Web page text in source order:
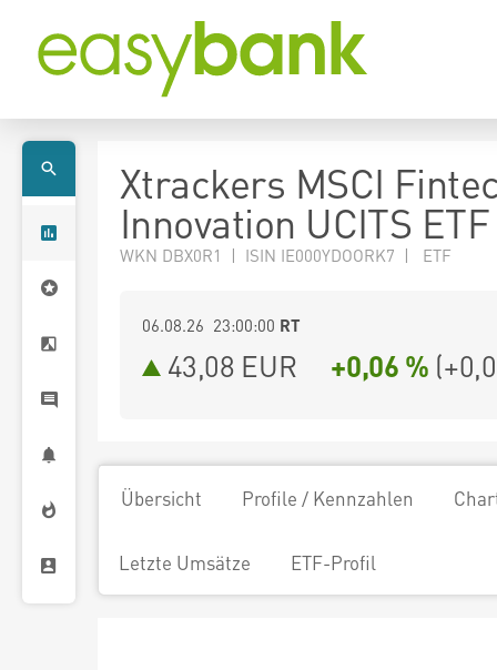
Xtrackers MSCI
Innovation UCITS
WKN DBX0R1 | ISIN IE000YDOORK7 | ETF
06.08.26 23:00:00 RT
43,08 EUR +0,06 % (
Übersicht Profile / Kennzahlen
Letzte Umsätze ETF-Profil